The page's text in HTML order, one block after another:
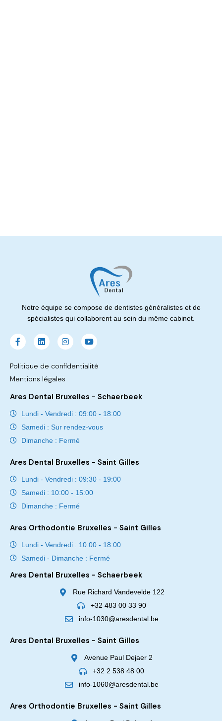
Notre équipe se compose de dentistes généralistes et de
spécialistes qui collaborent au sein du même cabinet.
Politique de confidentialité
Mentions légales
Ares Dental Bruxelles - Schaerbeek
Lundi - Vendredi : 09:00 - 18:00
Samedi : Sur rendez-vous
Dimanche : Fermé
Ares Dental Bruxelles - Saint Gilles
Lundi - Vendredi : 09:30 - 19:00
Samedi : 10:00 - 15:00
Dimanche : Fermé
Ares Orthodontie Bruxelles - Saint Gilles
Lundi - Vendredi : 10:00 - 18:00
Samedi - Dimanche : Fermé
Ares Dental Bruxelles - Schaerbeek
Rue Richard Vandevelde 122
+32 483 00 33 90
info-1030@aresdental.be
Ares Dental Bruxelles - Saint Gilles
Avenue Paul Dejaer 2
+32 2 538 48 00
info-1060@aresdental.be
Ares Orthodontie Bruxelles - Saint Gilles